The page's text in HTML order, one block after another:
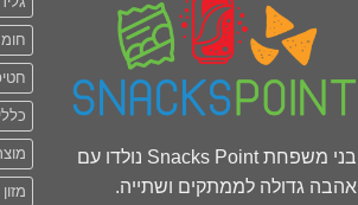
בני משפחת Snacks Point נולדו עם
אהבה גדולה לממתקים ושתייה.
כללי